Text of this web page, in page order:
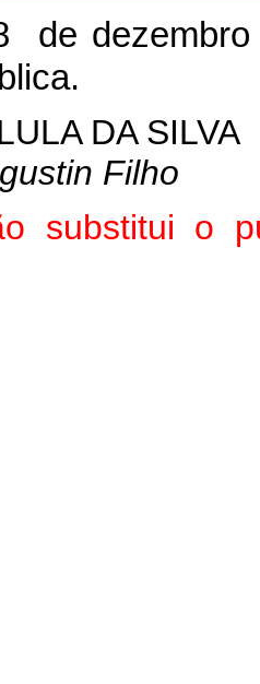
de dezembro
DA SILVA
Filho
substitui o